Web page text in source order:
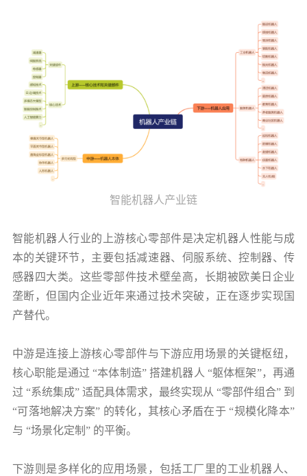
智能机器人产业链
智能机器人行业的上游核心零部件是决定机器人性能与成
本的关键环节，主要包括减速器、伺服系统、控制器、传
感器四大类。这些零部件技术壁垒高，长期被欧美日企业
垄断，但国内企业近年来通过技术突破，正在逐步实现国
产替代。
中游是连接上游核心零部件与下游应用场景的关键枢纽，
核心职能是通过 “本体制造” 搭建机器人 “躯体框架”，再通
过 “系统集成” 适配具体需求，最终实现从 “零部件组合” 到
“可落地解决方案” 的转化，其核心矛盾在于 “规模化降本”
与 “场景化定制” 的平衡。
下游则是多样化的应用场景，包括工厂里的工业机器人、